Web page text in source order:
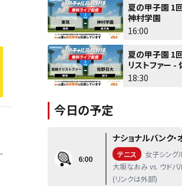
夏の甲子園 1
神村学園
16:00
夏の甲子園 1
リストファー -
18:30
今日の予定
6:00
ナショナルバンク・
テニス
女子シング
大坂なおみ vs. ウドバ
(リンクは外部)